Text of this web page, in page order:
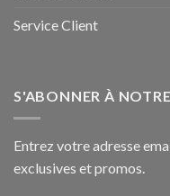
Service Client
S'ABONNER À
Entrez votre adresse
exclusives et promos.